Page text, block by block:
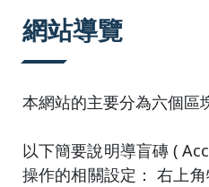
網站導覽
本網站的主要分為六個區
以下簡要說明導盲磚 (
操作的相關設定： 右上